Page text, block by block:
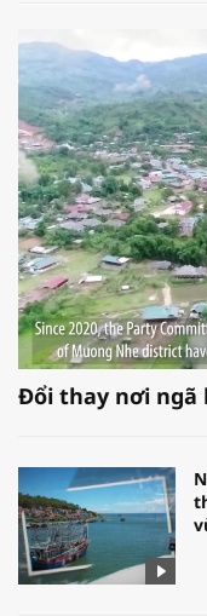
Đổi thay nơi ngã